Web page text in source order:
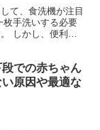
て、食洗機が注目
枚手洗いする必要
しかし、便利な
での赤ちゃん
原因や最適な